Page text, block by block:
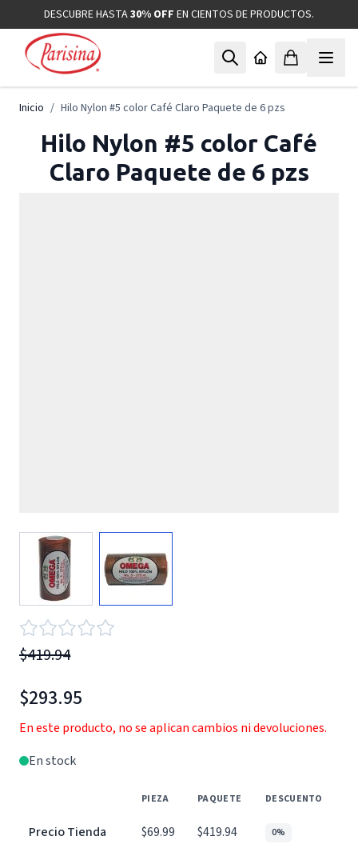
Ir al contenidoDESCUBRE HASTA30% OFF EN CIENTOS DE PRODUCTOS.
Inicio / Hilo Nylon #5 color Café Claro Paquete de 6 pzs
Hilo Nylon #5 color Café
Claro Paquete de 6 pzs
View larger image
$419.94
$293.95
En este producto, no se aplican cambios ni devoluciones.
En stock
PIEZA PAQUETE DESCUENTO
Precio Tienda $69.99 $419.94 0%